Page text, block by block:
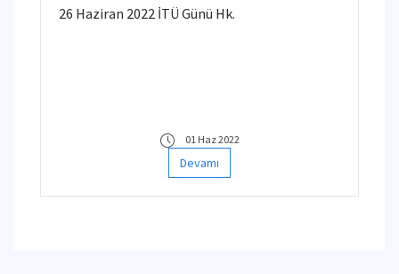
26 Haziran 2022 İTÜ Günü Hk.
01 Haz 2022
Devamı